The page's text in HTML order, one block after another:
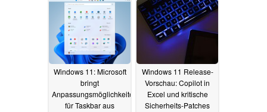
Windows 11: Microsoft
bringt
Anpassungsmöglichkeiten
für Taskbar aus
Windows 11 Release-
Vorschau: Copilot in
Excel und kritische
Sicherheits-Patches